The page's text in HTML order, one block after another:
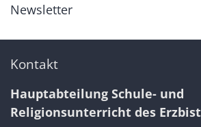
Newsletter
Kontakt
Hauptabteilung Schule- und
Religionsunterricht des